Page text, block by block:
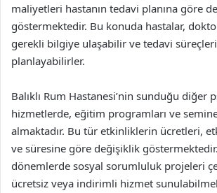
maliyetleri hastanın tedavi planına göre
göstermektedir. Bu konuda hastalar,
gerekli bilgiye ulaşabilir ve tedavi
planlayabilirler.
Balıklı Rum Hastanesi’nin sunduğu diğer
hizmetlerde, eğitim programları ve
almaktadır. Bu tür etkinliklerin ücretleri,
ve süresine göre değişiklik göstermektedir.
dönemlerde sosyal sorumluluk projeleri
ücretsiz veya indirimli hizmet